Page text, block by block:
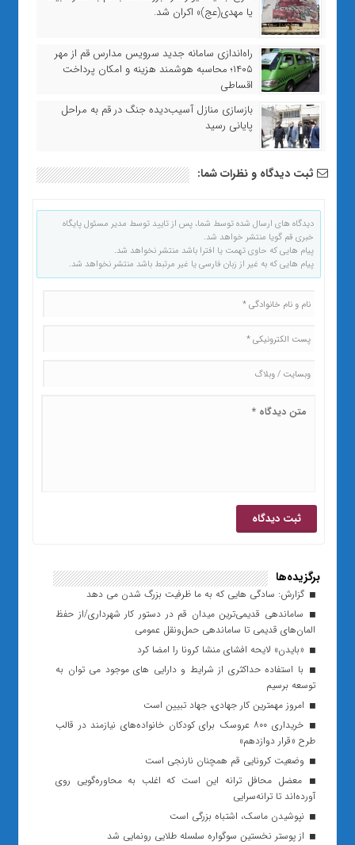
یا مهدی(عج)» اکران شد.
راه‌اندازی سامانه جدید سرویس مدارس قم از مهر
۱۴۰۵؛ محاسبه هوشمند هزینه و امکان پرداخت
اقساطی
بازسازی منازل آسیب‌دیده جنگ در قم به مراحل
پایانی رسید
ثبت دیدگاه و نظرات شما:
دیدگاه های ارسال شده توسط شما، پس از تایید توسط مدیر مسئول پایگاه
خبری قم گویا منتشر خواهد شد.
پیام هایی که حاوی تهمت یا افترا باشد منتشر نخواهد شد.
پیام هایی که به غیر از زبان فارسی یا غیر مرتبط باشد منتشر نخواهد شد.
برگزیده‌ها
گزارش: سادگی هایی که به ما ظرفیت بزرگ شدن می دهد
ساماندهی قدیمی‌ترین میدان قم در دستور کار شهرداری/از حفظ
المان‌های قدیمی تا ساماندهی حمل‌ونقل عمومی
«بایدن» لایحه افشای منشا کرونا را امضا کرد
با استفاده حداکثری از شرایط و دارایی های موجود می توان به
توسعه برسیم
امروز مهمترین کار جهادی، جهاد تبیین است
خریداری ۸۰۰ عروسک برای کودکان خانواده‌های نیازمند در قالب
طرح «قرار دوازدهم»
وضعیت کرونایی قم همچنان نارنجی است
معضل محافل ترانه این است که اغلب به محاوره‌گویی روی
آورده‌اند تا ترانه‌سرایی
نپوشیدن ماسک، اشتباه بزرگی است
از پوستر نخستین سوگواره سلسله طلایی رونمایی شد